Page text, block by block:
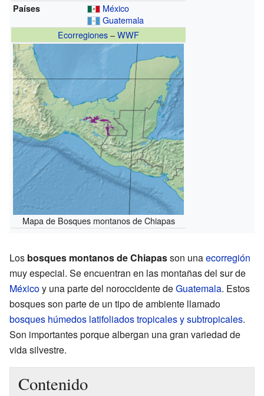
Países
México
Guatemala
Ecorregiones–WWF
Mapa de Bosques montanos de Chiapas
Los bosques montanos de Chiapasson unaecorregión
muy especial. Se encuentran en las montañas del sur de
Méxicoy una parte del noroccidente deGuatemala. Estos
bosques son parte de un tipo de ambiente llamado
bosques húmedos latifoliados tropicales y subtropicales.
Son importantes porque albergan una gran variedad de
vida silvestre.
Contenido